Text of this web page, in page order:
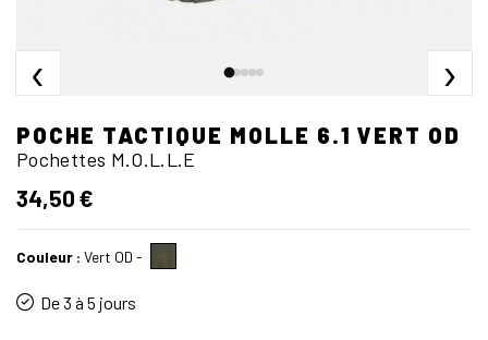
‹ ›
POCHE TACTIQUE MOLLE 6.1 VERT OD
Pochettes M.O.L.L.E
34,50 €
Couleur : Vert OD -
De 3 à 5 jours